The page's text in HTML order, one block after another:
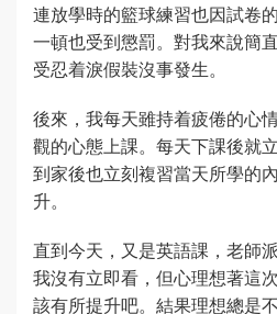
連放學時的籃球練習也因試卷
一頓也受到懲罰。對我來說簡
受忍着淚假裝沒事發生。
後來，我每天雖持着疲倦的心
觀的心態上課。每天下課後就
到家後也立刻複習當天所學的
升。
直到今天，又是英語課，老師
我沒有立即看，但心理想著這
該有所提升吧。結果理想總是